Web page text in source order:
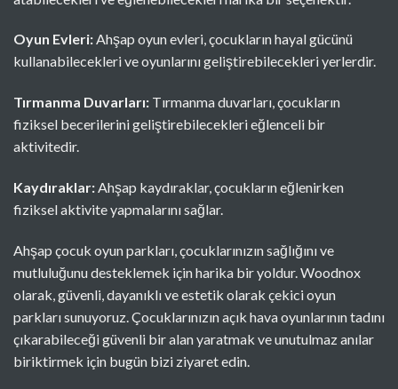
Oyun Evleri:Ahşap oyun evleri, çocukların hayal gücünü
kullanabilecekleri ve oyunlarını geliştirebilecekleri yerlerdir.
Tırmanma Duvarları: Tırmanma duvarları, çocukların
fiziksel becerilerini geliştirebilecekleri eğlenceli bir
aktivitedir.
Kaydıraklar:Ahşap kaydıraklar, çocukların eğlenirken
fiziksel aktivite yapmalarını sağlar.
Ahşap çocuk oyun parkları, çocuklarınızın sağlığını ve
mutluluğunu desteklemek için harika bir yoldur. Woodnox
olarak, güvenli, dayanıklı ve estetik olarak çekici oyun
parkları sunuyoruz. Çocuklarınızın açık hava oyunlarının tadını
çıkarabileceği güvenli bir alan yaratmak ve unutulmaz anılar
biriktirmek için bugün bizi ziyaret edin.